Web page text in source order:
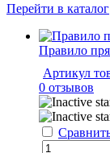
Перейти в каталог
Правило
Артикул
0 отзывов